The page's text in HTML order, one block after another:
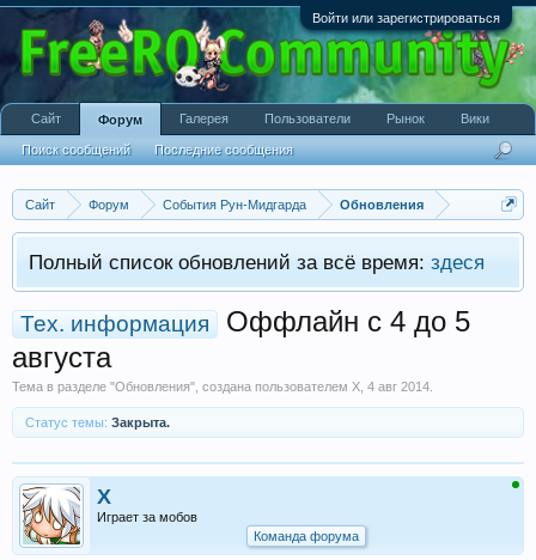
Войти или зарегистрироваться
Сайт Форум События Рун-Мидгарда Обновления
Полный список обновлений за всё время: здеся
Тех. информация
Оффлайн с 4 до 5
августа
Тема в разделе "Обновления", создана пользователем X 4 авг 2014
Статус темы: Закрыта.
X
Играет за мобов
Команда форума
Сайт Форум
Поиск сообщений Последние сообщения
Галерея Пользователи Рынок Вики